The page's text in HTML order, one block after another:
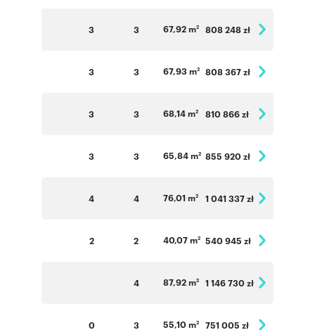
3 3 67,92 m2 808 248 zł
3 3 67,93 m2 808 367 zł
3 3 68,14 m2 810 866 zł
3 3 65,84 m2 855 920 zł
4 4 76,01 m2 1 041 337 zł
2 2 40,07 m2 540 945 zł
4 87,92 m2 1 146 730 zł
0 3 55,10 m2 751 005 zł